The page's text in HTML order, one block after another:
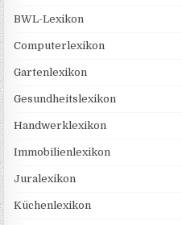
BWL-Lexikon
Computerlexikon
Gartenlexikon
Gesundheitslexikon
Handwerklexikon
Immobilienlexikon
Juralexikon
Küchenlexikon